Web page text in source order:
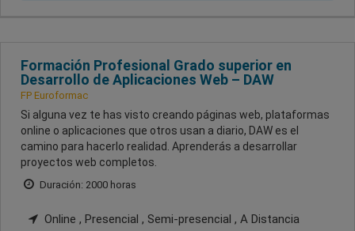
Formación Profesional Grado superior en
Desarrollo de Aplicaciones Web – DAW
FP Euroformac
Si alguna vez te has visto creando páginas web, plataformas
online o aplicaciones que otros usan a diario, DAW es el
camino para hacerlo realidad. Aprenderás a desarrollar
proyectos web completos.
Duración: 2000 horas
Online , Presencial , Semi-presencial , A Distancia